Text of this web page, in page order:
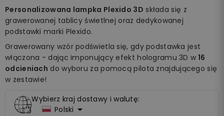
Personalizowana lampka Plexido 3D składa się z
grawerowanej tablicy świetlnej oraz dedykowanej
podstawki marki Plexido.
Grawerowany wzór podświetla się, gdy podstawka jest
włączona - dając imponujący efekt hologramu 3D w 16
odcieniach do wyboru za pomocą pilota znajdującego się
w zestawie!
Wybierz kraj dostawy i walutę:
Polski 